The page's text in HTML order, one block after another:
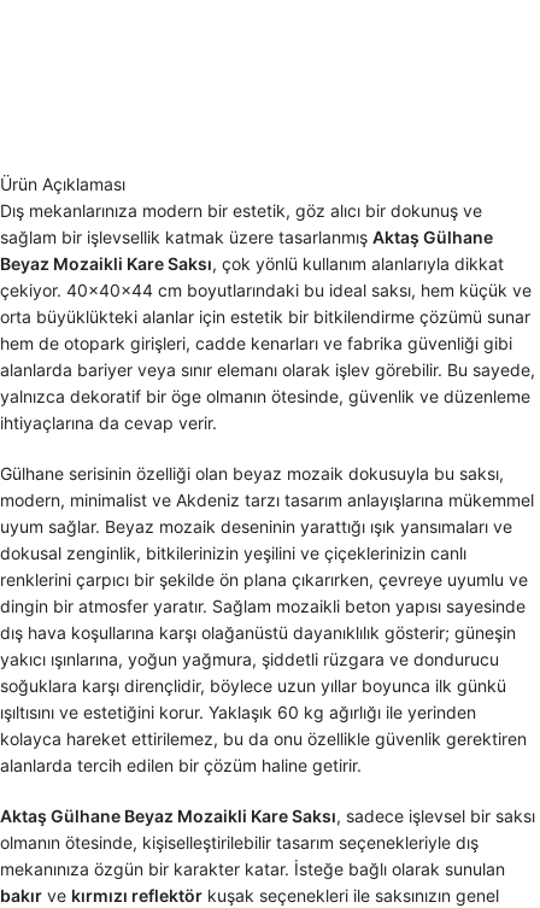
Ürün Açıklaması
Dış mekanlarınıza modern bir estetik, göz alıcı bir dokunuş ve
sağlam bir işlevsellik katmak üzere tasarlanmış Aktaş Gülhane
Beyaz Mozaikli Kare Saksı, çok yönlü kullanım alanlarıyla dikkat
çekiyor. 40x40x44 cm boyutlarındaki bu ideal saksı, hem küçük ve
orta büyüklükteki alanlar için estetik bir bitkilendirme çözümü sunar
hem de otopark girişleri, cadde kenarları ve fabrika güvenliği gibi
alanlarda bariyer veya sınır elemanı olarak işlev görebilir. Bu sayede,
yalnızca dekoratif bir öge olmanın ötesinde, güvenlik ve düzenleme
ihtiyaçlarına da cevap verir.
Gülhane serisinin özelliği olan beyaz mozaik dokusuyla bu saksı,
modern, minimalist ve Akdeniz tarzı tasarım anlayışlarına mükemmel
uyum sağlar. Beyaz mozaik deseninin yarattığı ışık yansımaları ve
dokusal zenginlik, bitkilerinizin yeşilini ve çiçeklerinizin canlı
renklerini çarpıcı bir şekilde ön plana çıkarırken, çevreye uyumlu ve
dingin bir atmosfer yaratır. Sağlam mozaikli beton yapısı sayesinde
dış hava koşullarına karşı olağanüstü dayanıklılık gösterir; güneşin
yakıcı ışınlarına, yoğun yağmura, şiddetli rüzgara ve dondurucu
soğuklara karşı dirençlidir, böylece uzun yıllar boyunca ilk günkü
ışıltısını ve estetiğini korur. Yaklaşık 60 kg ağırlığı ile yerinden
kolayca hareket ettirilemez, bu da onu özellikle güvenlik gerektiren
alanlarda tercih edilen bir çözüm haline getirir.
Aktaş Gülhane Beyaz Mozaikli Kare Saksı, sadece işlevsel bir saksı
olmanın ötesinde, kişiselleştirilebilir tasarım seçenekleriyle dış
mekanınıza özgün bir karakter katar. İsteğe bağlı olarak sunulan
bakır ve kırmızı reflektör kuşak seçenekleri ile saksınızın genel